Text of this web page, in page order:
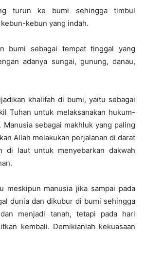
turun ke bumi sehingga timbul
kebun yang indah.
bumi sebagai tempat tinggal yang
adanya sungai, gunung, danau,
khalifah di bumi, yaitu sebagai
Tuhan untuk melaksanakan hukum-
Manusia sebagai makhluk yang paling
Allah melakukan perjalanan di darat
di laut untuk menyebarkan dakwah
meskipun manusia jika sampai pada
dunia dan dikubur di bumi sehingga
menjadi tanah, tetapi pada hari
kembali. Demikianlah kekuasaan